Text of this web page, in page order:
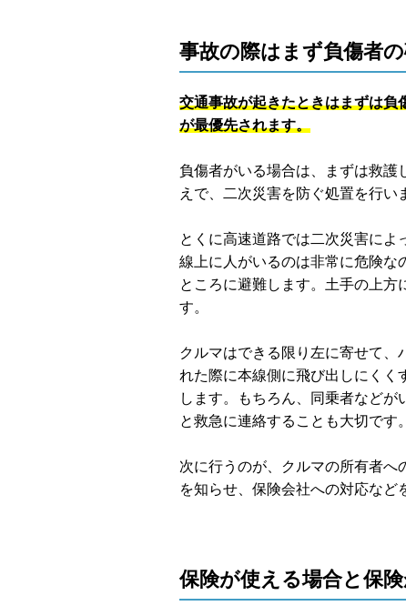
事故の際はまず負傷者
交通事故が起きたときはまずは負
が最優先されます。
負傷者がいる場合は、まずは救護
えで、二次災害を防ぐ処置を行い
とくに高速道路では二次災害に
線上に人がいるのは非常に危険な
ところに避難します。土手の上方
す。
クルマはできる限り左に寄せて、
れた際に本線側に飛び出しにくく
します。もちろん、同乗者など
と救急に連絡することも大切です。
次に行うのが、クルマの所有者へ
を知らせ、保険会社への対応など
保険が使える場合と保